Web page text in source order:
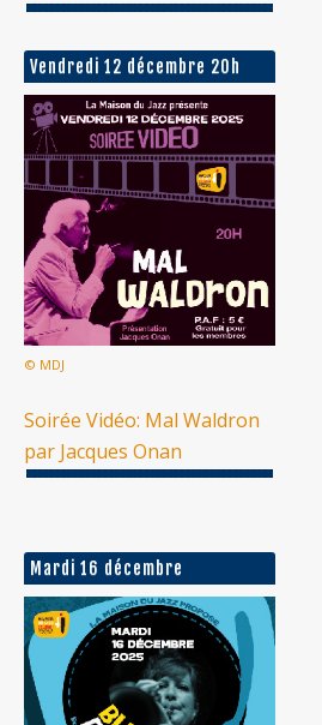
Vendredi 12 décembre 20h
© MDJ
Soirée Vidéo: Mal Waldron
par Jacques Onan
Mardi 16 décembre